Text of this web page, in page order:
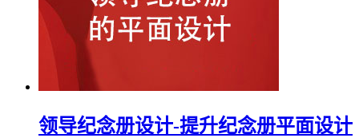
领导纪念册设计-提升纪念册平面设计